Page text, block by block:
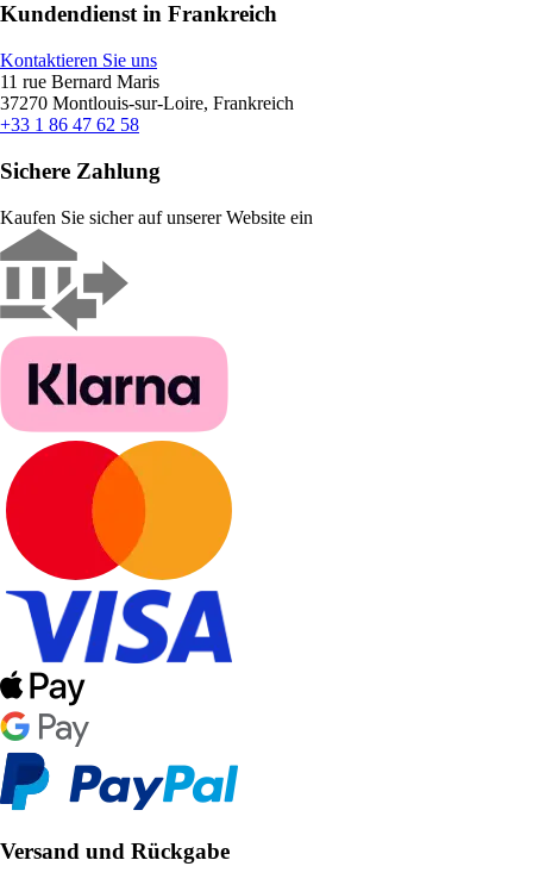
Kundendienst in Frankreich
Kontaktieren Sie uns
11 rue Bernard Maris
37270 Montlouis-sur-Loire, Frankreich
+33 1 86 47 62 58
Sichere Zahlung
Kaufen Sie sicher auf unserer Website ein
Versand und Rückgabe